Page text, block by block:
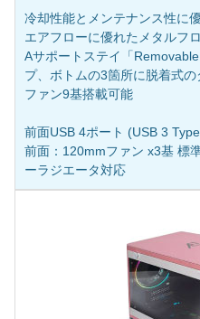
冷却性能とメンテナンス性に
エアフローに優れたメタルフ
Aサポートステイ「
プ、ボトムの3箇所に脱着式
ファン9基搭載可能
前面USB 4ポート (USB 3
前面：120mmファン x3基 標
ーラジエータ対応